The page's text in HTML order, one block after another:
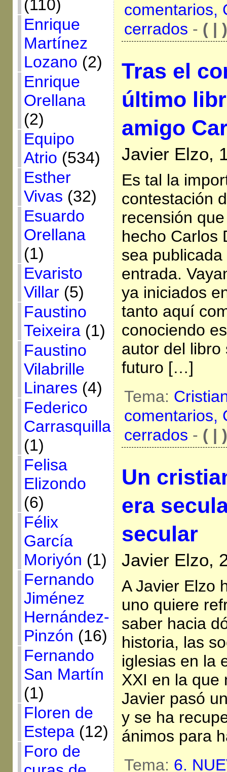
(110)
Enrique
Martínez
Lozano (2)
Enrique
Orellana
(2)
Equipo
Atrio (534)
Esther
Vivas (32)
Esuardo
Orellana
(1)
Evaristo
Villar(5)
Faustino
Teixeira(1)
Faustino
Vilabrille
Linares (4)
Federico
Carrasquilla
(1)
Felisa
Elizondo
(6)
Félix
García
Moriyón (1)
Fernando
Jiménez
Hernández-
Pinzón (16)
Fernando
San Martín
(1)
Floren de
Estepa(12)
Foro de
comentarios,
cerrados - ( | )
Tras el
último
amigo
Javier Elzo,
Es tal la
contestación
recensión
hecho Carlos
sea
entrada.
ya iniciados
tanto aquí
conociendo
autor del libro
futuro […]
Tema:
comentarios,
cerrados - ( | )
Un
era
secular
Javier Elzo,
A Javier Elzo
uno quiere
saber hacia
historia, las
iglesias en la
XXI en la que
Javier pasó
y se ha
ánimos para
Tema: 6.